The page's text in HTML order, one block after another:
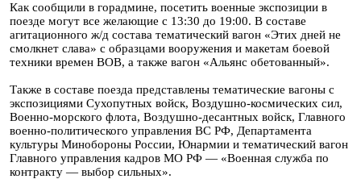
Как сообщили в горадмине, посетить военные экспозиции в
поезде могут все желающие с 13:30 до 19:00. В составе
агитационного ж/д состава тематический вагон «Этих дней не
смолкнет слава» с образцами вооружения и макетам боевой
техники времен ВОВ, а также вагон «Альянс обетованный».
Также в составе поезда представлены тематические вагоны с
экспозициями Сухопутных войск, Воздушно-космических сил,
Военно-морского флота, Воздушно-десантных войск, Главного
военно-политического управления ВС РФ, Департамента
культуры Минобороны России, Юнармии и тематический вагон
Главного управления кадров МО РФ — «Военная служба по
контракту — выбор сильных».